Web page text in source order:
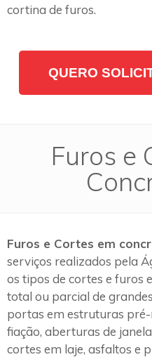
cortina de furos.
QUERO
Furos e
Furos e Cortes em
serviços realizados pela
os tipos de cortes e furos
total ou parcial de
portas em estruturas
fiação, aberturas de
cortes em laje, asfaltos e